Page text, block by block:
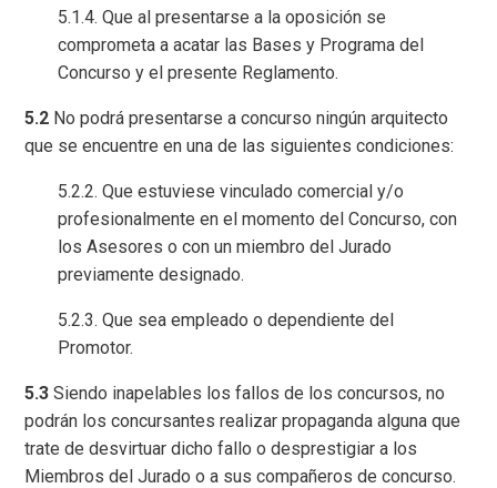
5.1.4. Que al presentarse a la oposición se
comprometa a acatar las Bases y Programa del
Concurso y el presente Reglamento.
5.2 No podrá presentarse a concurso ningún arquitecto
que se encuentre en una de las siguientes condiciones:
5.2.2. Que estuviese vinculado comercial y/o
profesionalmente en el momento del Concurso, con
los Asesores o con un miembro del Jurado
previamente designado.
5.2.3. Que sea empleado o dependiente del
Promotor.
5.3 Siendo inapelables los fallos de los concursos, no
podrán los concursantes realizar propaganda alguna que
trate de desvirtuar dicho fallo o desprestigiar a los
Miembros del Jurado o a sus compañeros de concurso.